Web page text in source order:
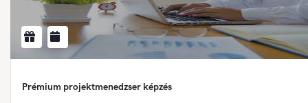
Prémium projektmenedzser képzés